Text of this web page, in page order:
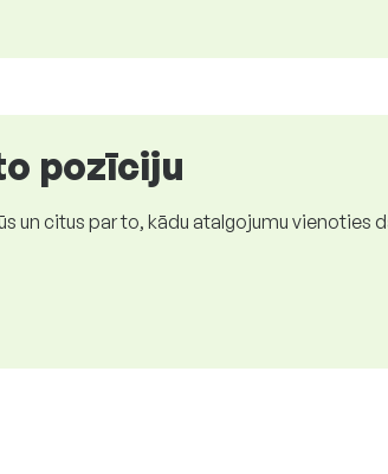
pozīciju
un citus par to, kādu atalgojumu vienoties